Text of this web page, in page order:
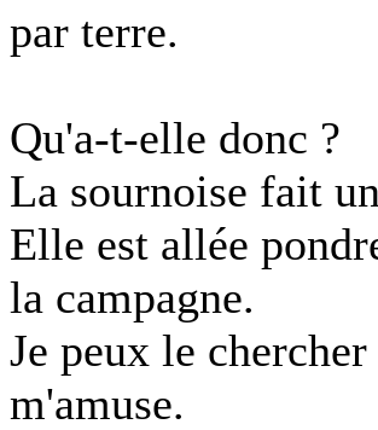
par terre.
Qu'a-t-elle donc ?
La sournoise fait
Elle est allée
la campagne.
Je peux le chercher
m'amuse.